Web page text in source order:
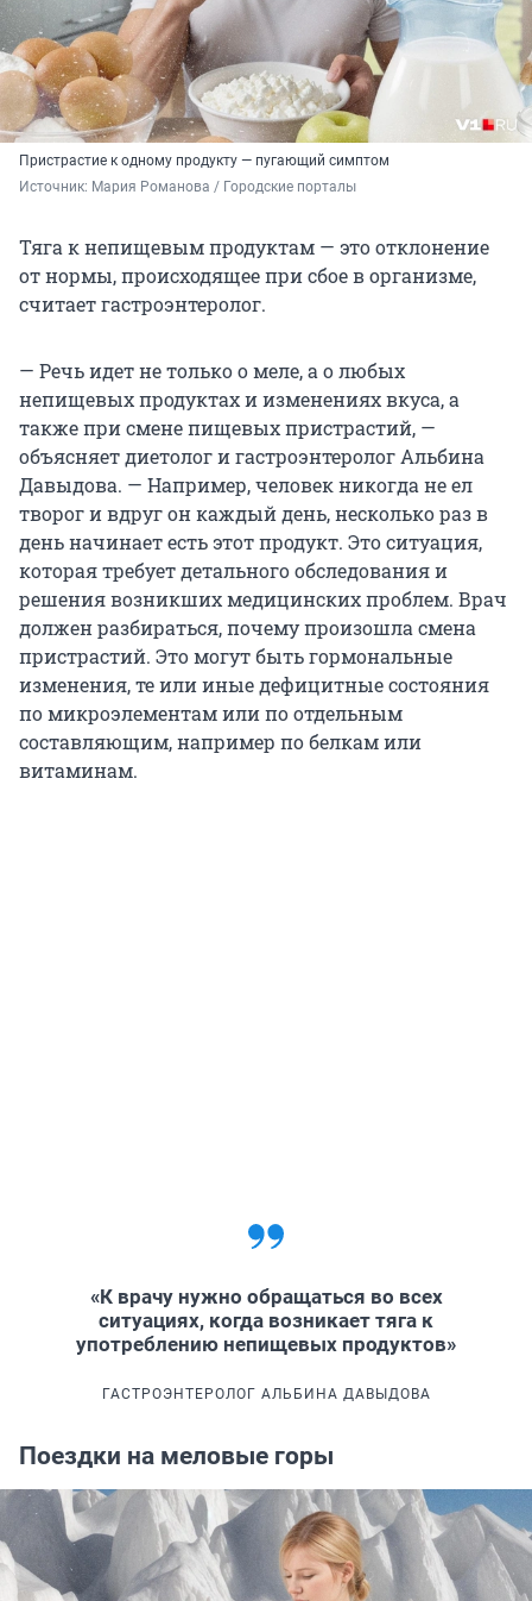
Пристрастие к одному продукту — пугающий симптом
Источник: Мария Романова / Городские порталы
Тяга к непищевым продуктам — это отклонение
от нормы, происходящее при сбое в организме,
считает гастроэнтеролог.
— Речь идет не только о меле, а о любых
непищевых продуктах и изменениях вкуса, а
также при смене пищевых пристрастий, —
объясняет диетолог и гастроэнтеролог Альбина
Давыдова. — Например, человек никогда не ел
творог и вдруг он каждый день, несколько раз в
день начинает есть этот продукт. Это ситуация,
которая требует детального обследования и
решения возникших медицинских проблем. Врач
должен разбираться, почему произошла смена
пристрастий. Это могут быть гормональные
изменения, те или иные дефицитные состояния
по микроэлементам или по отдельным
составляющим, например по белкам или
витаминам.
«К врачу нужно обращаться во всех
ситуациях, когда возникает тяга к
употреблению непищевых продуктов»
ГАСТРОЭНТЕРОЛОГ АЛЬБИНА ДАВЫДОВА
Поездки на меловые горы